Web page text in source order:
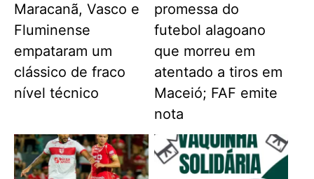
Maracanã, Vasco e
Fluminense
empataram um
clássico de fraco
nível técnico
promessa do
futebol alagoano
que morreu em
atentado a tiros em
Maceió; FAF emite
nota